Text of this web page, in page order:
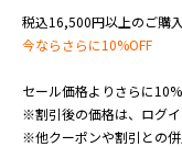
税込16,500円以上のご購
今ならさらに10%OFF
セール価格よりさらに
※割引後の価格は、ログイ
※他クーポンや割引との併